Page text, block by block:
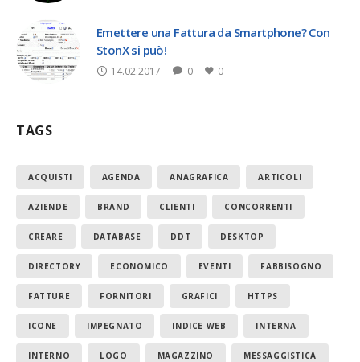
Emettere una Fattura da Smartphone? Con
StonX si può!
14.02.2017 0 0
TAGS
ACQUISTI AGENDA ANAGRAFICA ARTICOLI
AZIENDE BRAND CLIENTI CONCORRENTI
CREARE DATABASE DDT DESKTOP
DIRECTORY ECONOMICO EVENTI FABBISOGNO
FATTURE FORNITORI GRAFICI HTTPS
ICONE IMPEGNATO INDICE WEB INTERNA
INTERNO LOGO MAGAZZINO MESSAGGISTICA